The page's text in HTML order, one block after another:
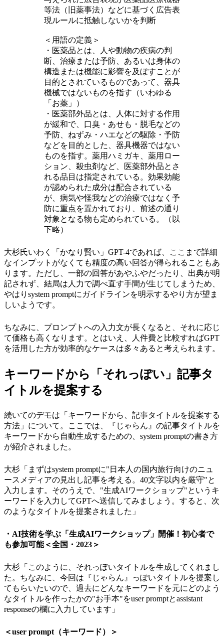
等法（旧薬事法）などに基づく広告表
現ルールに抵触しないかを判断
＜用語の定義＞
・医薬品とは、人や動物の疾病の判
断、治療または予防、あるいは身体の
構造または機能に影響を及ぼすことが
目的とされているものであって、器具
機械ではないものを指す（いわゆる
「お薬」）
・医薬部外品とは、人体に対する作用
が緩和で、口臭・あせも・脱毛などの
予防、ねずみ・ハエなどの駆除・予防
などを目的とした、器具機器ではない
ものを指す。薬用ハミガキ、薬用ロー
ション、殺虫剤など、医薬部外品とさ
れる品目は指定されている。効果効能
が認められた成分は配合されている
が、病気や怪我などの治療ではなく予
防に重点を置かれており、前述の通り
対象となる物も定められている。（以
下略）
大杉氏いわく「かなり賢い」GPT-4であれば、ここまで詳細
なインプットがなくても精度の高い回答が得られることもあ
ります。ただし、一部の回答があやふやだったり、出典が明
記されず、結局は人力で調べ直す手間が生じてしまうため、
やはりsystem promptにガイドラインを明示するやり方が望ま
しいようです。
ちなみに、プロンプトへの入力文が長くなると、それに応じ
て価格も高くなります。とはいえ、人件費と比較すればGPT
を活用した方が効率的なケースは多々あると考えられます。
キーワードから「それっぽい」記事タ
イトルを提案する
続いてのデモは「キーワードから、記事タイトルを提案する
方法」について。ここでは、『じゃらん』の記事タイトルを
キーワードから自動生成するための、system promptの書き方
が紹介されました。
大杉「まずはsystem promptに"日本人の国内旅行向けのニュ
ースメディアの見出し記事を考える。40文字以内を厳守"と
入力します。そのうえで、"生成AIワークショップ"というキ
ーワードを入力してGPTへ送信してみましょう。すると、次
のようなタイトルを提案されました」
・AI技術を学ぶ「生成AIワークショップ」開催！初心者で
も参加可能＜全国・2023＞
大杉「このように、それっぽいタイトルを生成してくれまし
た。ちなみに、今回は『じゃらん』っぽいタイトルを提案し
てもらいたいので、過去にどんなキーワードを元にどのよう
なタイトルを作ったかの"お手本"をuser promptとassistant
responseの欄に入力しています」
＜user prompt（キーワード）＞